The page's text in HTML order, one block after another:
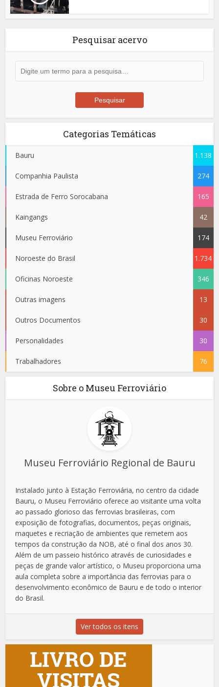
Pesquisar acervo
Categorias Temáticas
Bauru 1.138
Companhia Paulista 274
Estrada de Ferro Sorocabana 165
Kaingangs 42
Museu Ferroviário 174
Noroeste do Brasil 1.734
Oficinas Noroeste 346
Outras imagens 13
Outros Documentos 30
Personalidades 30
Trabalhadores 76
Sobre o Museu Ferroviário
Museu Ferroviário Regional de Bauru
Instalado junto à Estação Ferroviária, no centro da cidade
Bauru, o Museu Ferroviário oferece ao visitante uma volta
ao passado glorioso das ferrovias brasileiras, com
exposição de fotografias, documentos, peças originais,
maquetes e recriação de ambientes que remetem aos
tempos da construção da NOB, até o final dos anos 30.
Além de um passeio histórico através de curiosidades e
peças de grande valor artístico, o Museu proporciona uma
aula completa sobre a importância das ferrovias para o
desenvolvimento econômico de Bauru e de todo o interior
do Brasil.
Ver todos os itens